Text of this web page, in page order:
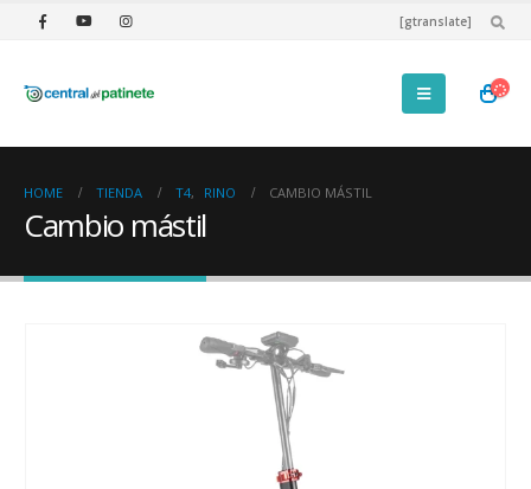
[gtranslate]
HOME TIENDA T4, RINO CAMBIO MÁSTIL
Cambio mástil